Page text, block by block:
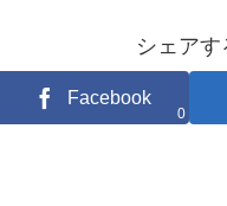
シェアす
Facebook
0